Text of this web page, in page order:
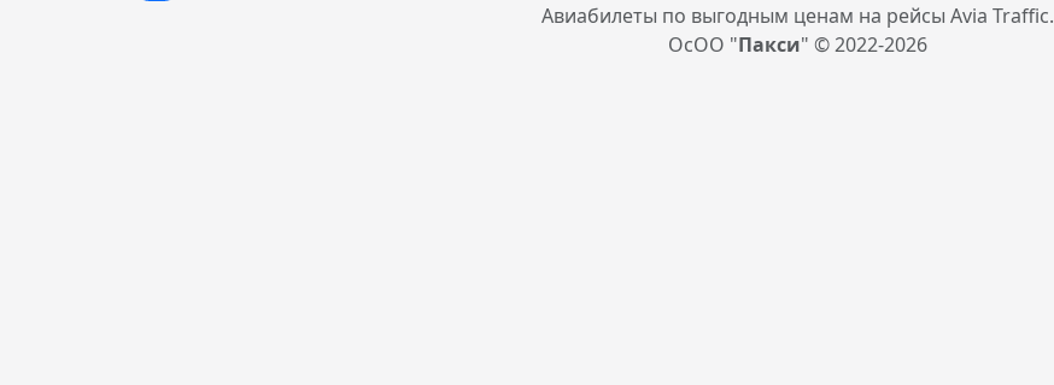
Авиабилеты по выгодным ценам на рейсы Avia Traffic.
ОсОО "Пакси" © 2022-2026